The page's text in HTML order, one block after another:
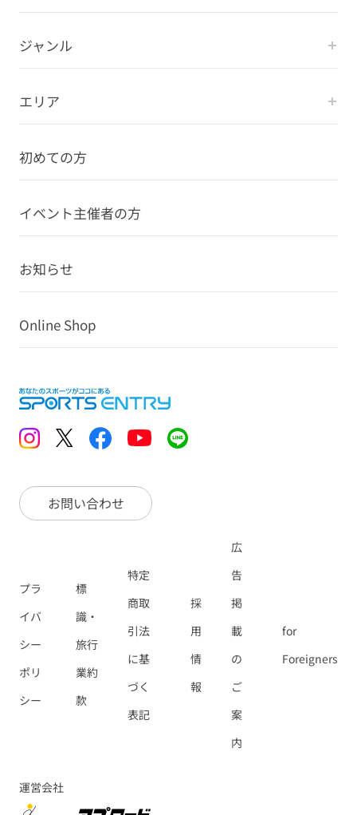
ジャンル
エリア
初めての方
イベント主催者の方
お知らせ
Online Shop
お問い合わせ
プラ
イバ
シー
ポリ
シー
標
識・
旅行
業約
款
特定
商取
引法
に基
づく
表記
採
用
情
報
広
告
掲
載
の
ご
案
内
for
Foreigners
運営会社